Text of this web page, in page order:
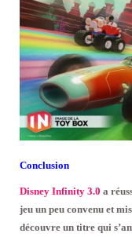
Conclusion
Disney Infinity 3.0 a
jeu un peu convenu et
découvre un titre qui